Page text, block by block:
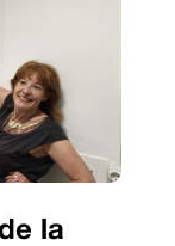
la